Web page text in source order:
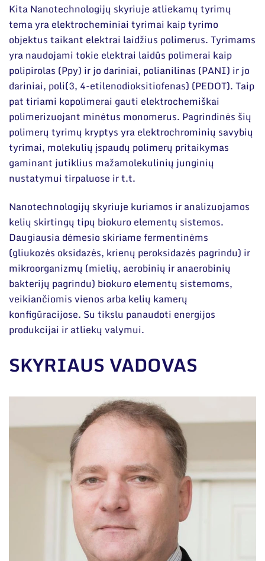
Kita Nanotechnologijų skyriuje atliekamų tyrimų
tema yra elektrocheminiai tyrimai kaip tyrimo
objektus taikant elektrai laidžius polimerus. Tyrimams
yra naudojami tokie elektrai laidūs polimerai kaip
polipirolas (Ppy) ir jo dariniai, polianilinas (PANI) ir jo
dariniai, poli(3, 4-etilenodioksitiofenas) (PEDOT). Taip
pat tiriami kopolimerai gauti elektrochemiškai
polimerizuojant minėtus monomerus. Pagrindinės šių
polimerų tyrimų kryptys yra elektrochrominių savybių
tyrimai, molekulių įspaudų polimerų pritaikymas
gaminant jutiklius mažamolekulinių junginių
nustatymui tirpaluose ir t.t.
Nanotechnologijų skyriuje kuriamos ir analizuojamos
kelių skirtingų tipų biokuro elementų sistemos.
Daugiausia dėmesio skiriame fermentinėms
(gliukozės oksidazės, krienų peroksidazės pagrindu) ir
mikroorganizmų (mielių, aerobinių ir anaerobinių
bakterijų pagrindu) biokuro elementų sistemoms,
veikiančiomis vienos arba kelių kamerų
konfigūracijose. Su tikslu panaudoti energijos
produkcijai ir atliekų valymui.
SKYRIAUS VADOVAS